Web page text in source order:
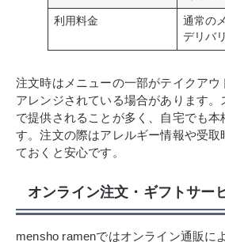
利用料金
通常の
デリバ
注文時はメニューの一部がテイクアウ
アレンジされている場合があります。
で提供されることが多く、自宅でも本
す。注文の際はアレルギー情報や受取
ておくと安心です。
オンライン注文・ギフトサー
mensho ramenではオンライン通販に